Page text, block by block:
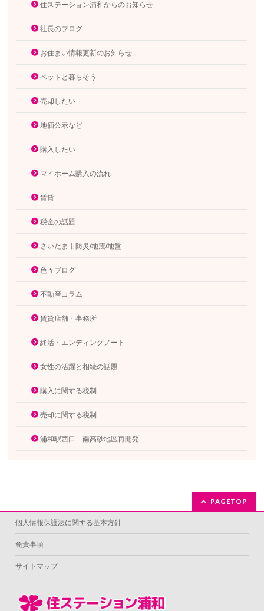
住ステーション浦和からのお知らせ
社長のブログ
お住まい情報更新のお知らせ
ペットと暮らそう
売却したい
地価公示など
購入したい
マイホーム購入の流れ
賃貸
税金の話題
さいたま市防災/地震/地盤
色々ブログ
不動産コラム
賃貸店舗・事務所
終活・エンディングノート
女性の活躍と相続の話題
購入に関する税制
売却に関する税制
浦和駅西口 南高砂地区再開発
PAGETOP
個人情報保護法に関する基本方針
免責事項
サイトマップ